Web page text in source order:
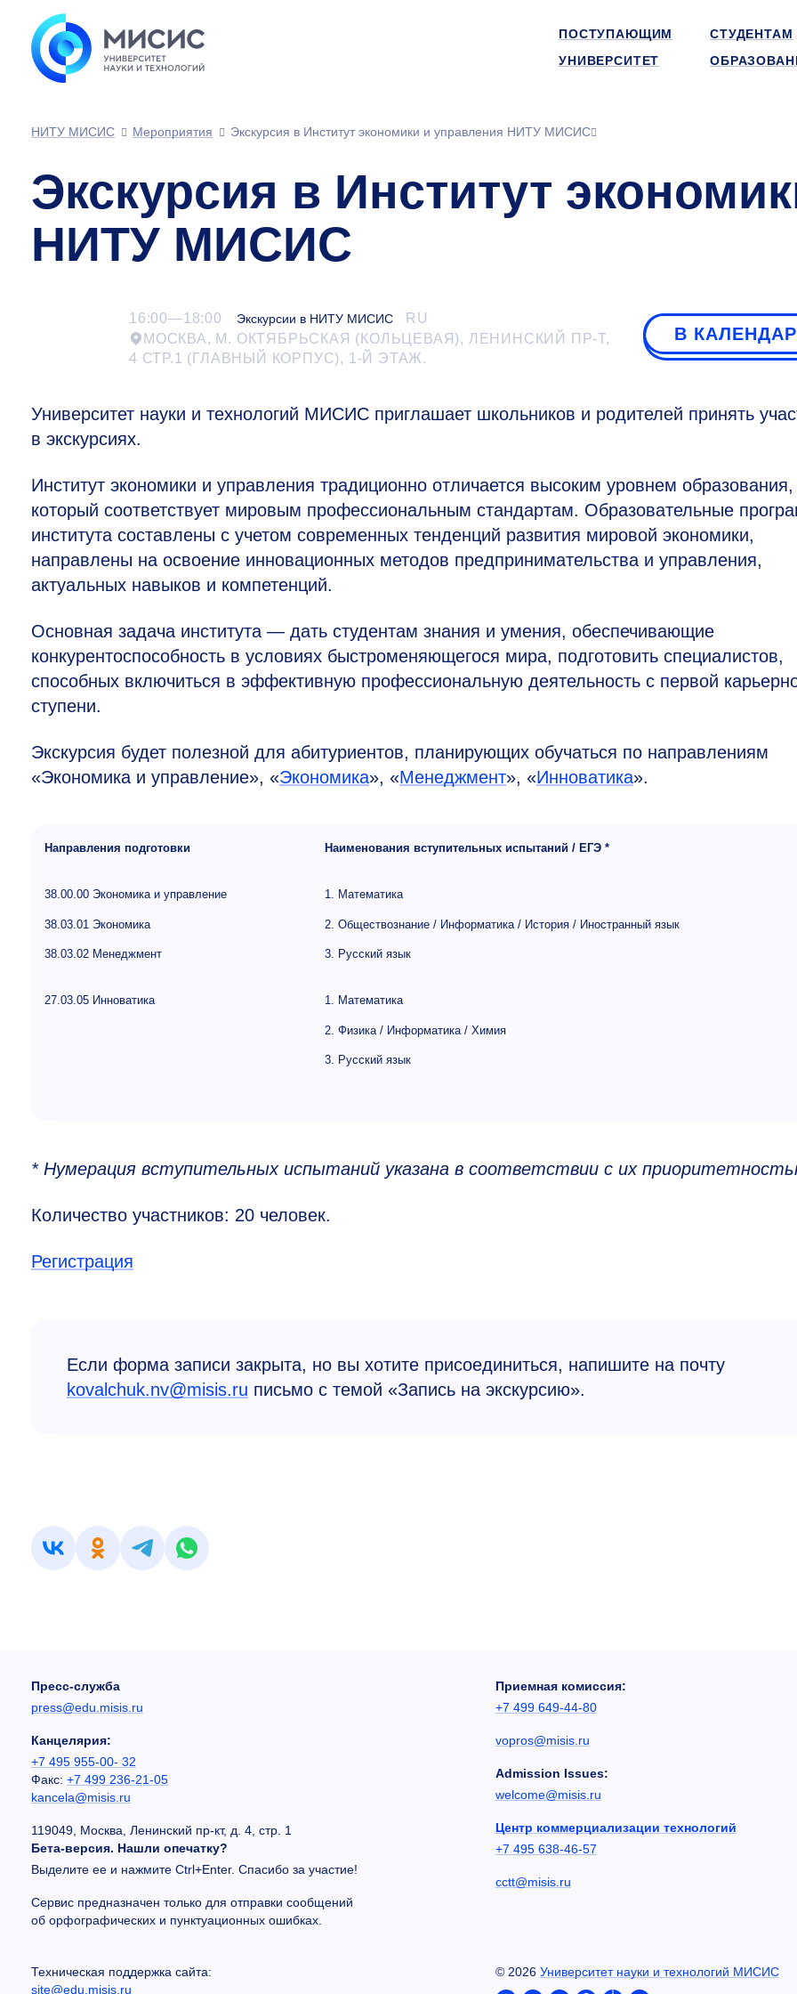
ПОСТУПАЮЩИМ
СТУДЕНТАМ
УНИВЕРСИТЕТ
НИТУ МИСИС Мероприятия Экскурсия в Институт экономики и управления НИТУ МИСИС
Экскурсия в Институт
НИТУ МИСИС
16:00—18:00 Экскурсии в НИТУ МИСИС
RU
МОСКВА, М. ОКТЯБРЬСКАЯ (КОЛЬЦЕВАЯ), ЛЕНИНСКИЙ ПР-Т,
4 СТР.1 (ГЛАВНЫЙ КОРПУС), 1-Й ЭТАЖ.
В
Университет науки и технологий МИСИС приглашает школьников и родителей принять
в экскурсиях.
Институт экономики и управления традиционно отличается высоким уровнем образования,
который соответствует мировым профессиональным стандартам. Образовательные
института составлены с учетом современных тенденций развития мировой экономики,
направлены на освоение инновационных методов предпринимательства и управления,
актуальных навыков и компетенций.
Основная задача института — дать студентам знания и умения, обеспечивающие
конкурентоспособность в условиях быстроменяющегося мира, подготовить специалистов,
способных включиться в эффективную профессиональную деятельность с первой
ступени.
Экскурсия будет полезной для абитуриентов, планирующих обучаться по направлениям
«Экономика и управление», «Экономика», «Менеджмент», «Инноватика».
Направления подготовки Наименования вступительных испытаний / ЕГЭ *
38.00.00 Экономика и управление
38.03.01 Экономика
38.03.02 Менеджмент
1. Математика
2. Обществознание / Информатика / История / Иностранный язык
3. Русский язык
27.03.05 Инноватика 1. Математика
2. Физика / Информатика / Химия
3. Русский язык
* Нумерация вступительных испытаний указана в соответствии с их
Количество участников: 20 человек.
Регистрация
Если форма записи закрыта, но вы хотите присоединиться, напишите на почту
kovalchuk.nv@misis.ru письмо с темой «Запись на экскурсию».
Пресс-служба
press@edu.misis.ru
Канцелярия:
+7 495 955-00- 32
Факс: +7 499 236-21-05
kancela@misis.ru
119049, Москва, Ленинский пр-кт, д. 4, стр. 1
Бета-версия. Нашли опечатку?
Выделите ее и нажмите Ctrl+Enter. Спасибо за участие!
Сервис предназначен только для отправки сообщений
об орфографических и пунктуационных ошибках.
Приемная комиссия:
+7 499 649-44-80
vopros@misis.ru
Admission Issues:
welcome@misis.ru
Центр коммерциализации технологий
+7 495 638-46-57
cctt@misis.ru
Техническая поддержка сайта:
site@edu.misis.ru
© 2026 Университет науки и технологий МИСИС